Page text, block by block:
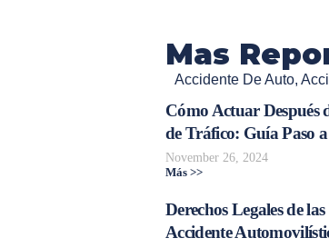
Mas
Accidente De Auto,
Cómo Actuar Después
de Tráfico: Guía Paso
November 26, 2024
Más >>
Derechos Legales de
Accidente